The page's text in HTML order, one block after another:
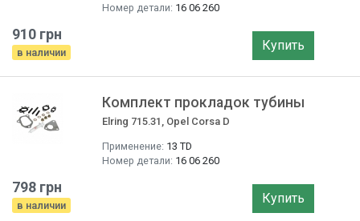
Номер детали: 16 06 260
910 грн
в наличии Купить
Комплект прокладок тубины
Elring 715.31, Opel Corsa D
Применение: 13 TD
Номер детали: 16 06 260
798 грн
в наличии Купить